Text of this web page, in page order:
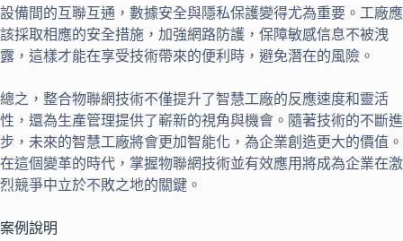
設備間的互聯互通，數據安全與隱私保護變得尤為重要。工廠應
該採取相應的安全措施，加強網路防護，保障敏感信息不被洩
露，這樣才能在享受技術帶來的便利時，避免潛在的風險。
總之，整合物聯網技術不僅提升了智慧工廠的反應速度和靈活
性，還為生產管理提供了嶄新的視角與機會。隨著技術的不斷進
步，未來的智慧工廠將會更加智能化，為企業創造更大的價值。
在這個變革的時代，掌握物聯網技術並有效應用將成為企業在激
烈競爭中立於不敗之地的關鍵。
案例說明